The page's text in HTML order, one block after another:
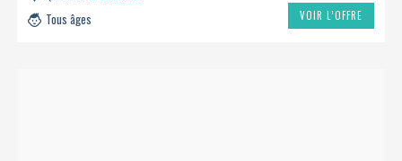
Tous âges
VOIR L’OFFRE